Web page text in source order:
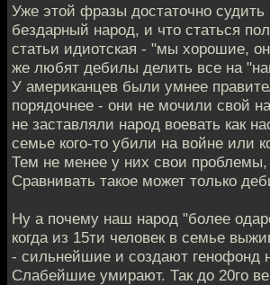
Уже этой фразы достаточно
бездарный народ, и что статься
статьи идиотская - "мы хорошие,
же любят дебилы делить все на
У американцев были умнее
порядочнее - они не мочили свой
не заставляли народ воевать как
семье кого-то убили на войне или
Тем не менее у них свои проблемы,
Сравнивать такое может только
Ну а почему наш народ "более
когда из 15ти человек в семье
- сильнейшие и создают генофонд
Слабейшие умирают. Так до 20го